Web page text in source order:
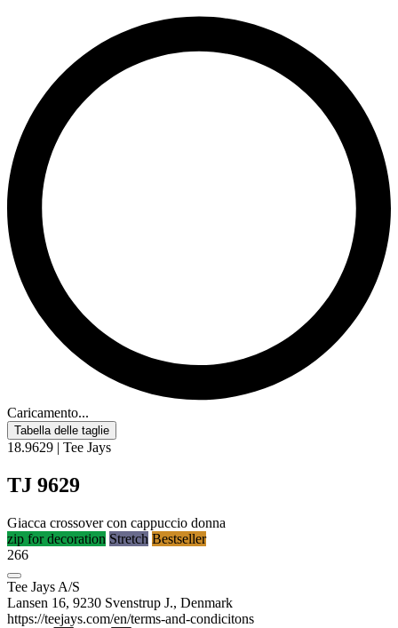
Caricamento...
Tabella delle taglie
18.9629 | Tee Jays
TJ 9629
Giacca crossover con cappuccio donna
zip for decoration Stretch Bestseller
266
Tee Jays A/S
Lansen 16, 9230 Svenstrup J., Denmark
https://teejays.com/en/terms-and-condicitons